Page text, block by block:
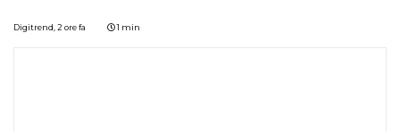
Digitrend, 2 ore fa 1 min